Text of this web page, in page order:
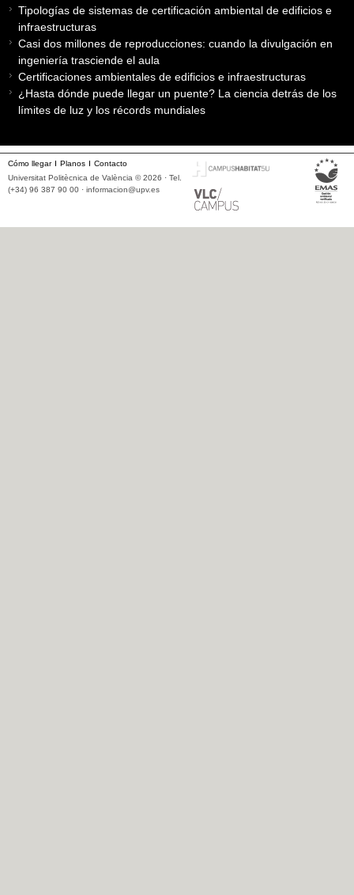
Tipologías de sistemas de certificación ambiental de edificios e
infraestructuras
Casi dos millones de reproducciones: cuando la divulgación en
ingeniería trasciende el aula
Certificaciones ambientales de edificios e infraestructuras
¿Hasta dónde puede llegar un puente? La ciencia detrás de los
límites de luz y los récords mundiales
Cómo llegar Planos
Contacto
Universitat Politècnica de València © 2026 · Tel.
(+34) 96 387 90 00 · informacion@upv.es